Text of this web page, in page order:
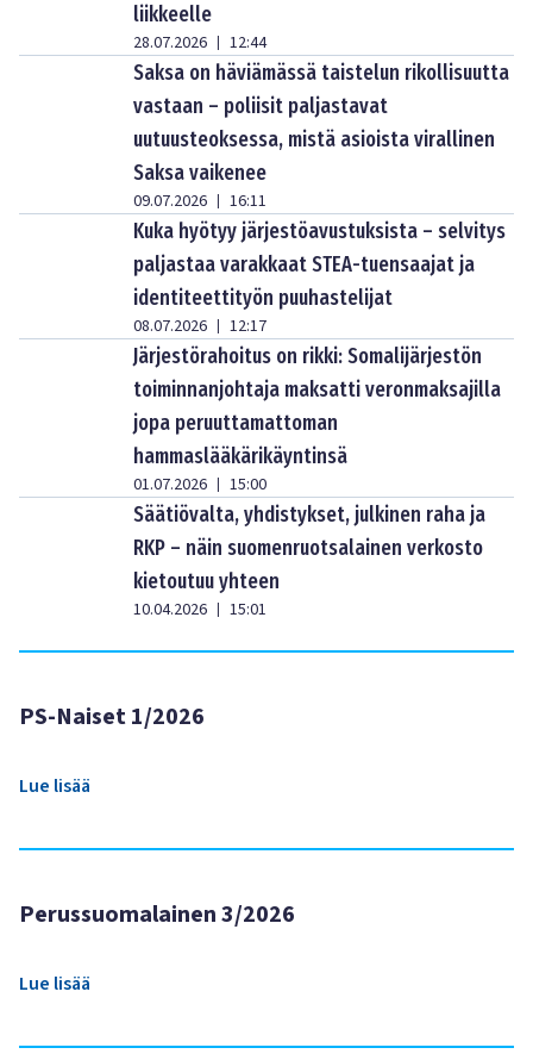
liikkeelle
28.07.2026 | 12:44
Saksa on häviämässä taistelun rikollisuutta
vastaan – poliisit paljastavat
uutuusteoksessa, mistä asioista virallinen
Saksa vaikenee
09.07.2026 | 16:11
Kuka hyötyy järjestöavustuksista – selvitys
paljastaa varakkaat STEA-tuensaajat ja
identiteettityön puuhastelijat
08.07.2026 | 12:17
Järjestörahoitus on rikki: Somalijärjestön
toiminnanjohtaja maksatti veronmaksajilla
jopa peruuttamattoman
hammaslääkärikäyntinsä
01.07.2026 | 15:00
Säätiövalta, yhdistykset, julkinen raha ja
RKP – näin suomenruotsalainen verkosto
kietoutuu yhteen
10.04.2026 | 15:01
PS-Naiset 1/2026
Lue lisää
Perussuomalainen 3/2026
Lue lisää